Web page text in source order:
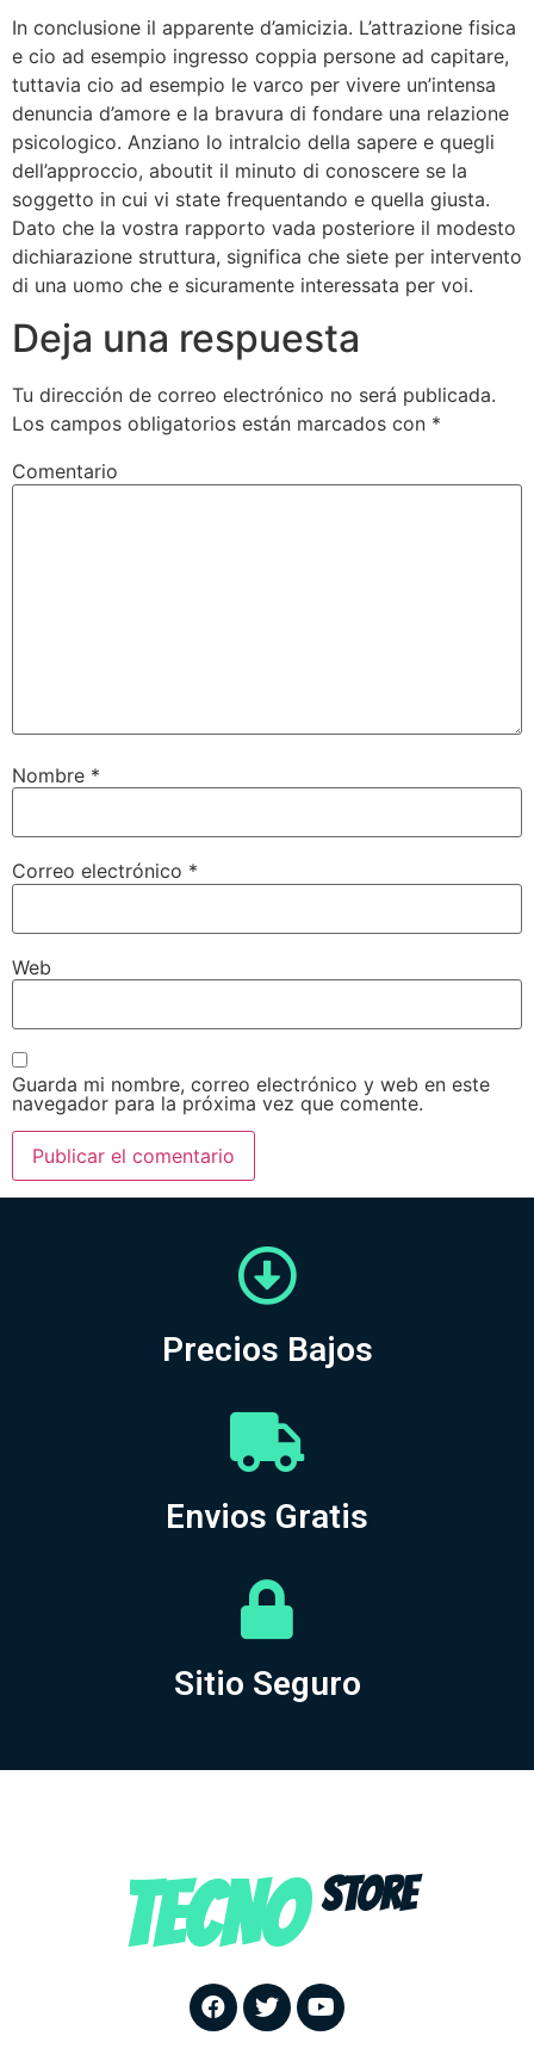
In conclusione il apparente d’amicizia. L’attrazione fisica
e cio ad esempio ingresso coppia persone ad capitare,
tuttavia cio ad esempio le varco per vivere un’intensa
denuncia d’amore e la bravura di fondare una relazione
psicologico. Anziano lo intralcio della sapere e quegli
dell’approccio, aboutit il minuto di conoscere se la
soggetto in cui vi state frequentando e quella giusta.
Dato che la vostra rapporto vada posteriore il modesto
dichiarazione struttura, significa che siete per intervento
di una uomo che e sicuramente interessata per voi.
Deja una respuesta
Tu dirección de correo electrónico no será publicada.
Los campos obligatorios están marcados con *
Comentario
Nombre *
Correo electrónico *
Web
Guarda mi nombre, correo electrónico y web en este
navegador para la próxima vez que comente.
Precios Bajos
Envios Gratis
Sitio Seguro
TECNO STORE